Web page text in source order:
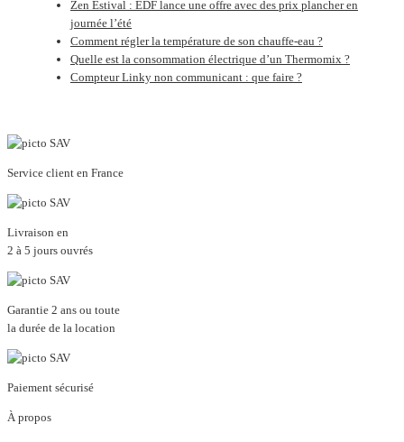
Zen Estival : EDF lance une offre avec des prix plancher en
journée l’été
Comment régler la température de son chauffe-eau ?
Quelle est la consommation électrique d’un Thermomix ?
Compteur Linky non communicant : que faire ?
Service client en France
Livraison en
2 à 5 jours ouvrés
Garantie 2 ans ou toute
la durée de la location
Paiement sécurisé
À propos